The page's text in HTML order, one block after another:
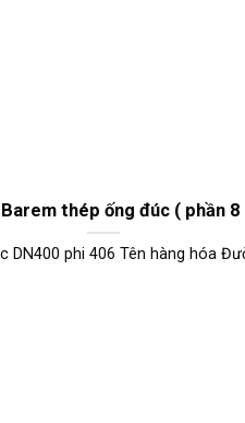
thép ống đúc ( phần 8
DN400 phi 406 Tên hàng hóa